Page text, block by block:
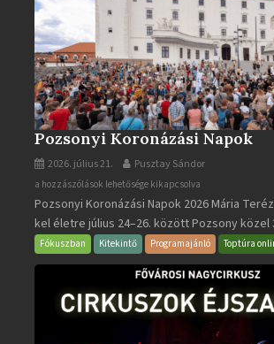
Pozsonyi Koronázási Napok
2026. július 21. Pusztay Sándor
Pozsonyi
Koronázási
Napok
bejegyzéshez
a hozzászólások lehetősége kikapcsolva
Pozsonyi Koronázási Napok 2026 Mária
kel életre július 24–26. között Pozsony közel
Fókuszban Kitekintő Programajánló Toptúra